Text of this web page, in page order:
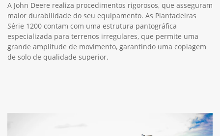
A John Deere realiza procedimentos rigorosos, que asseguram
maior durabilidade do seu equipamento. As Plantadeiras
Série 1200 contam com uma estrutura pantográfica
especializada para terrenos irregulares, que permite uma
grande amplitude de movimento, garantindo uma copiagem
de solo de qualidade superior.